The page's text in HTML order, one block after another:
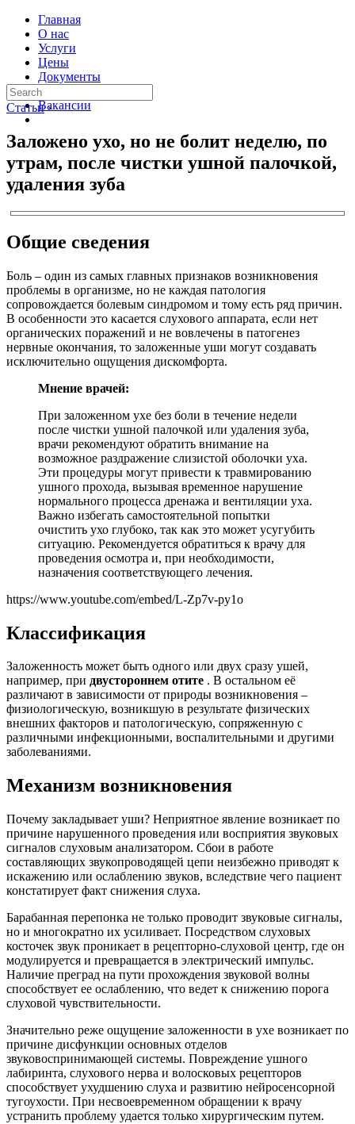
Главная
О нас
Услуги
Цены
Документы
Контакты
Вакансии
Статьи ›
Заложено ухо, но не болит неделю, по
утрам, после чистки ушной палочкой,
удаления зуба
Общие сведения
Боль – один из самых главных признаков возникновения
проблемы в организме, но не каждая патология
сопровождается болевым синдромом и тому есть ряд причин.
В особенности это касается слухового аппарата, если нет
органических поражений и не вовлечены в патогенез
нервные окончания, то заложенные уши могут создавать
исключительно ощущения дискомфорта.
Мнение врачей:
При заложенном ухе без боли в течение недели
после чистки ушной палочкой или удаления зуба,
врачи рекомендуют обратить внимание на
возможное раздражение слизистой оболочки уха.
Эти процедуры могут привести к травмированию
ушного прохода, вызывая временное нарушение
нормального процесса дренажа и вентиляции уха.
Важно избегать самостоятельной попытки
очистить ухо глубоко, так как это может усугубить
ситуацию. Рекомендуется обратиться к врачу для
проведения осмотра и, при необходимости,
назначения соответствующего лечения.
https://www.youtube.com/embed/L-Zp7v-py1o
Классификация
Заложенность может быть одного или двух сразу ушей,
например, при двустороннем отите . В остальном её
различают в зависимости от природы возникновения –
физиологическую, возникшую в результате физических
внешних факторов и патологическую, сопряженную с
различными инфекционными, воспалительными и другими
заболеваниями.
Механизм возникновения
Почему закладывает уши? Неприятное явление возникает по
причине нарушенного проведения или восприятия звуковых
сигналов слуховым анализатором. Сбои в работе
составляющих звукопроводящей цепи неизбежно приводят к
искажению или ослаблению звуков, вследствие чего пациент
констатирует факт снижения слуха.
Барабанная перепонка не только проводит звуковые сигналы,
но и многократно их усиливает. Посредством слуховых
косточек звук проникает в рецепторно-слуховой центр, где он
модулируется и превращается в электрический импульс.
Наличие преград на пути прохождения звуковой волны
способствует ее ослаблению, что ведет к снижению порога
слуховой чувствительности.
Значительно реже ощущение заложенности в ухе возникает по
причине дисфункции основных отделов
звуковоспринимающей системы. Повреждение ушного
лабиринта, слухового нерва и волосковых рецепторов
способствует ухудшению слуха и развитию нейросенсорной
тугоухости. При несвоевременном обращении к врачу
устранить проблему удается только хирургическим путем.